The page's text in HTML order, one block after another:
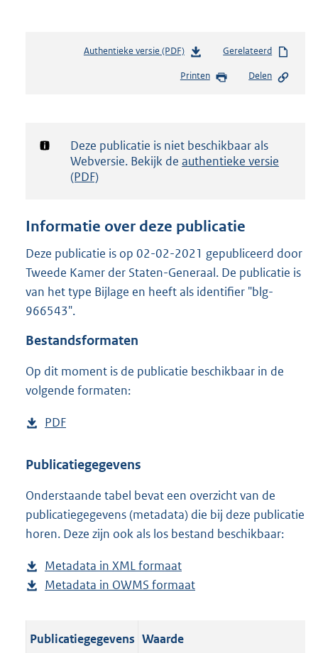
Authentieke versie (PDF)b
s
d
g
t
e
:
5
Gerelateerd
Printen Delen
Notificatie:
Deze publicatie is niet beschikbaar als
Webversie. Bekijk de authentieke versie
(PDF)
Informatie over deze publicatie
Deze publicatie is op 02-02-2021 gepubliceerd door
Tweede Kamer der Staten-Generaal. De publicatie is
van het type Bijlage en heeft als identifier "blg-
966543".
Bestandsformaten
Op dit moment is de publicatie beschikbaar in de
volgende formaten:
D
w
l
o
a
p
u
l
PDF
s
a
n
d
g
r
o
Publicatiegegevens
Onderstaande tabel bevat een overzicht van de
publicatiegegevens (metadata) die bij deze publicatie
horen. Deze zijn ook als los bestand beschikbaar:
Metadata in XML formaat
e
a
Metadata in OWMS formaat
Publicatiegegevens Waarde